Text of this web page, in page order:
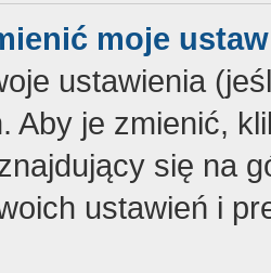
moje
ustawienia
Aby je zmienić,
się na
ustawień i